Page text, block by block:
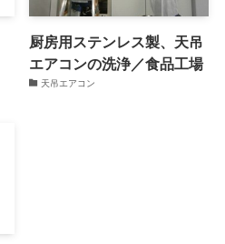
厨房用ステンレス製、天吊
エアコンの洗浄／食品工場
天吊エアコン